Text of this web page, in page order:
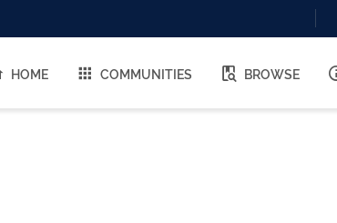
HOME COMMUNITIES BROWSE